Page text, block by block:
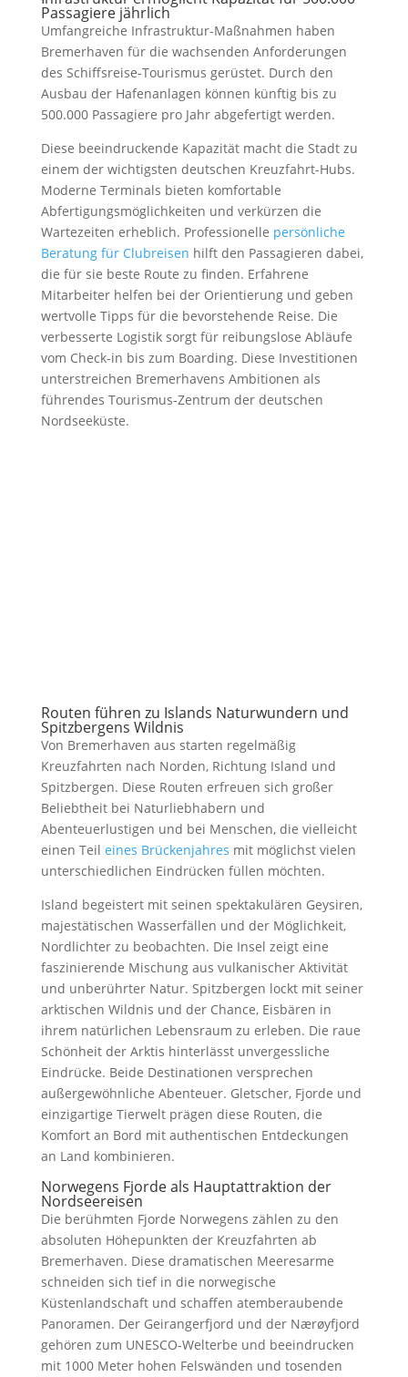
Passagiere jährlich
Umfangreiche Infrastruktur-Maßnahmen haben
Bremerhaven für die wachsenden Anforderungen
des Schiffsreise-Tourismus gerüstet. Durch den
Ausbau der Hafenanlagen können künftig bis zu
500.000 Passagiere pro Jahr abgefertigt werden.
Diese beeindruckende Kapazität macht die Stadt zu
einem der wichtigsten deutschen Kreuzfahrt-Hubs.
Moderne Terminals bieten komfortable
Abfertigungsmöglichkeiten und verkürzen die
Wartezeiten erheblich. Professionelle persönliche
Beratung für Clubreisen hilft den Passagieren dabei,
die für sie beste Route zu finden. Erfahrene
Mitarbeiter helfen bei der Orientierung und geben
wertvolle Tipps für die bevorstehende Reise. Die
verbesserte Logistik sorgt für reibungslose Abläufe
vom Check-in bis zum Boarding. Diese Investitionen
unterstreichen Bremerhavens Ambitionen als
führendes Tourismus-Zentrum der deutschen
Nordseeküste.
Routen führen zu Islands Naturwundern und
Spitzbergens Wildnis
Von Bremerhaven aus starten regelmäßig
Kreuzfahrten nach Norden, Richtung Island und
Spitzbergen. Diese Routen erfreuen sich großer
Beliebtheit bei Naturliebhabern und
Abenteuerlustigen und bei Menschen, die vielleicht
einen Teil eines Brückenjahres mit möglichst vielen
unterschiedlichen Eindrücken füllen möchten.
Island begeistert mit seinen spektakulären Geysiren,
majestätischen Wasserfällen und der Möglichkeit,
Nordlichter zu beobachten. Die Insel zeigt eine
faszinierende Mischung aus vulkanischer Aktivität
und unberührter Natur. Spitzbergen lockt mit seiner
arktischen Wildnis und der Chance, Eisbären in
ihrem natürlichen Lebensraum zu erleben. Die raue
Schönheit der Arktis hinterlässt unvergessliche
Eindrücke. Beide Destinationen versprechen
außergewöhnliche Abenteuer. Gletscher, Fjorde und
einzigartige Tierwelt prägen diese Routen, die
Komfort an Bord mit authentischen Entdeckungen
an Land kombinieren.
Norwegens Fjorde als Hauptattraktion der
Nordseereisen
Die berühmten Fjorde Norwegens zählen zu den
absoluten Höhepunkten der Kreuzfahrten ab
Bremerhaven. Diese dramatischen Meeresarme
schneiden sich tief in die norwegische
Küstenlandschaft und schaffen atemberaubende
Panoramen. Der Geirangerfjord und der Nærøyfjord
gehören zum UNESCO-Welterbe und beeindrucken
mit 1000 Meter hohen Felswänden und tosenden